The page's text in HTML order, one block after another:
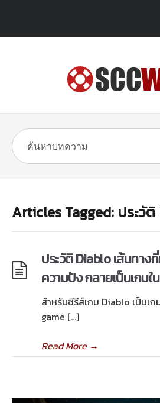
Articles Tagged: ประวั
ประวัติ Diablo เส้นทาง
ความปัง กลายเป็นเกมใ
สำหรับซีรีส์เกม Diablo เป็น
game […]
Read More→